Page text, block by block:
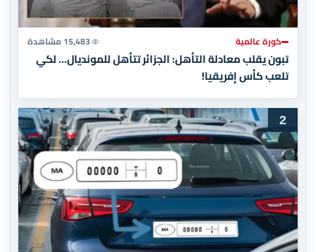
كورة عالمية 15,483 مشاهدة
تبون يقلب معادلة التأهل: الجزائر تتأهل للمونديال… لكي
تلعب كأس إفريقيا!
2